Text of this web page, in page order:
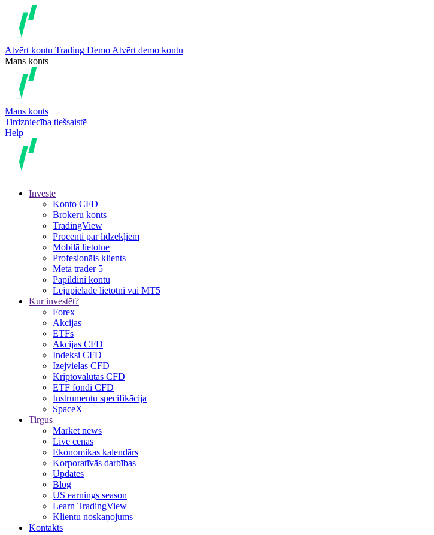
Atvērt kontu Trading Demo Atvērt demo kontu
Mans konts
Mans konts
Tirdzniecība tiešsaistē
Help
Investē
Konto CFD
Brokeru konts
TradingView
Procenti par līdzekļiem
Mobilā lietotne
Profesionāls klients
Meta trader 5
Papildini kontu
Lejupielādē lietotni vai MT5
Kur investēt?
Forex
Akcijas
ETFs
Akcijas CFD
Indeksi CFD
Izejvielas CFD
Kriptovalūtas CFD
ETF fondi CFD
Instrumentu specifikācija
SpaceX
Tirgus
Market news
Live cenas
Ekonomikas kalendārs
Korporatīvās darbības
Updates
Blog
US earnings season
Learn TradingView
Klientu noskaņojums
Kontakts